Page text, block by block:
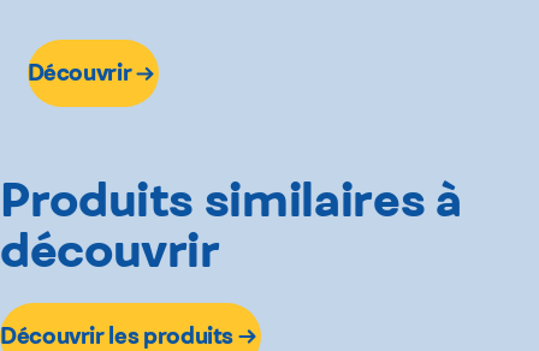
Découvrir
Produits similaires à
découvrir
Découvrir les produits